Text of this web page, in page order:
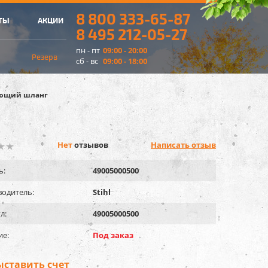
АКЦИИ
Резерв
8 800 333-65-87
8 495 212-05-27
пн - пт 09:00 - 20:00
сб - вс 09:00 - 18:00
шланг
Нетотзывов Написать отзыв
49005000500
Stihl
49005000500
Под заказ
счет